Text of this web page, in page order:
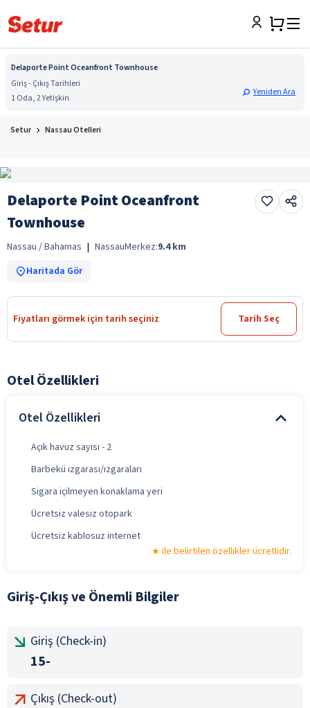
Delaporte Point Oceanfront Townhouse
Giriş - Çıkış Tarihleri
1 Oda, 2 Yetişkin
Yeniden Ara
Setur Nassau Otelleri
Delaporte Point Oceanfront
Townhouse
Nassau / Bahamas | NassauMerkez:9.4 km
Haritada Gör
Fiyatları görmek için tarih seçiniz Tarih Seç
Otel Özellikleri
Otel Özellikleri
Açık havuz sayısı - 2
Barbekü ızgarası/ızgaraları
Sigara içilmeyen konaklama yeri
Ücretsiz valesiz otopark
Ücretsiz kablosuz internet
ile belirtilen özellikler ücretlidir.
Giriş-Çıkış ve Önemli Bilgiler
Giriş (Check-in)
15-
Çıkış (Check-out)